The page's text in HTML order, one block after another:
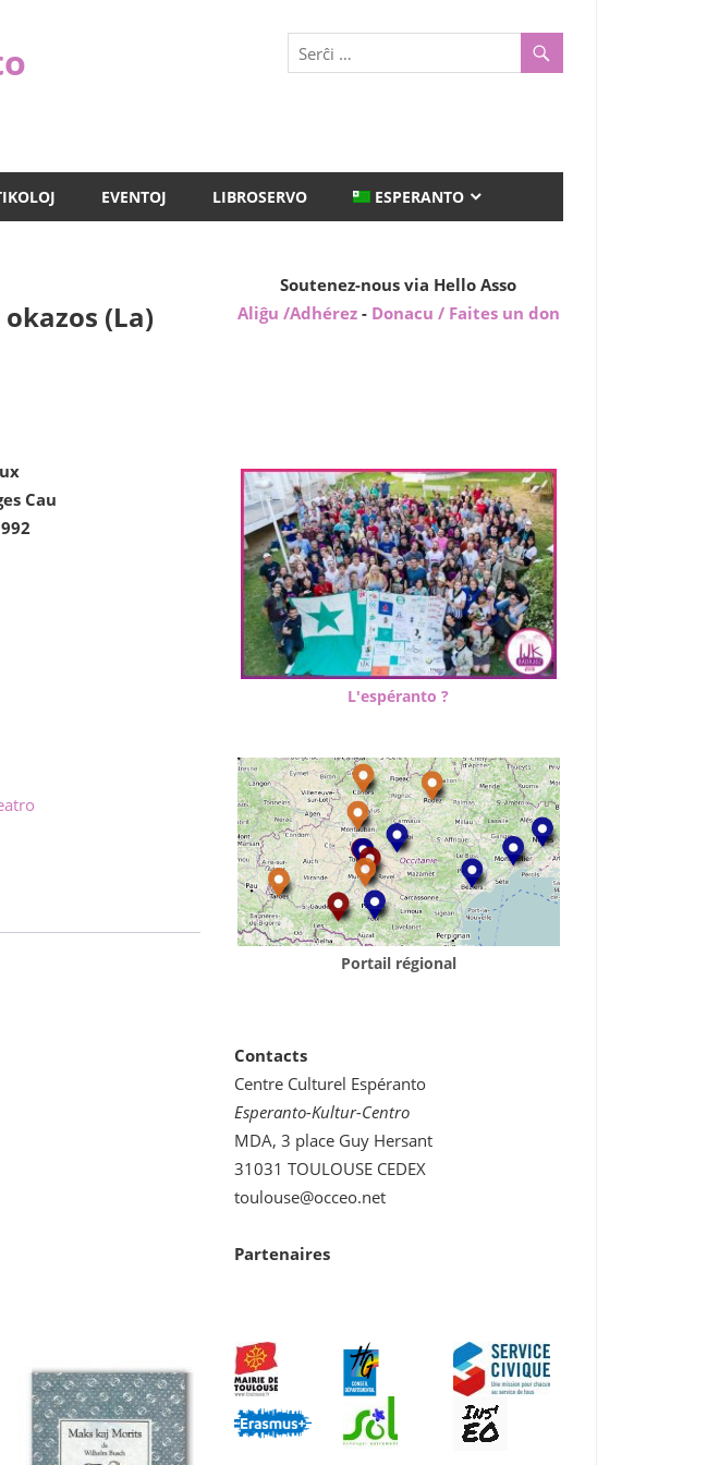
EVENTOJ LIBROSERVO ESPERANTO
(La)
Cau
Soutenez-nous via Hello Asso
Aliĝu /Adhérez - Donacu / Faites un don
L'espéranto ?
Portail régional
Contacts
Centre Culturel Espéranto
Esperanto-Kultur-Centro
MDA, 3 place Guy Hersant
31031 TOULOUSE CEDEX
toulouse@occeo.net
Partenaires